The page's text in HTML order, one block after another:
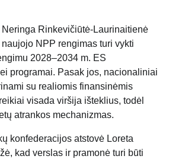
Neringa Rinkevičiūtė-Laurinaitienė
NPP rengimas turi vykti
2028–2034 m. ES
programai. Pasak jos, nacionaliniai
su realiomis finansinėmis
visada viršija išteklius, todėl
atrankos mechanizmas.
konfederacijos atstovė Loreta
kad verslas ir pramonė turi būti